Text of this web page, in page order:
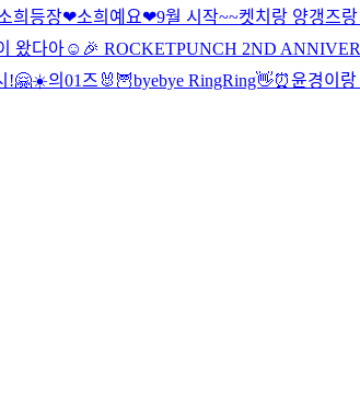
희등장❤소희예요❤9월 시작~~켓치랑 양갱즈
왔다아☺️ 🎉 ROCKETPUNCH 2ND
!🤗☀️의01즈🐰🦉byebye RingRing👋⏰윤경이랑